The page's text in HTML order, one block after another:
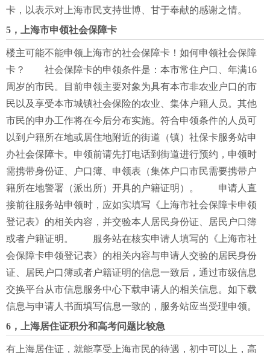
卡，以表示对上海市民支持世博、甘于奉献的感谢之情。
5，上海市申领社会保障卡
楼主可能不能申领上海市的社会保障卡！如何申领社会保障
卡？ 社会保障卡的申领条件是：本市常住户口、年满16
周岁的市民。目前申领主要对象为具有本市非农业户口的市
民以及享受本市城镇社会保险的农业、集体户籍人员。其他
市民的申办工作将在今后分布实施。符合申领条件的人员可
以到户籍所在地或居住地附近的街道（镇）社保卡服务站申
办社会保障卡。申领前请先打电话到街道进行预约，申领时
需携带身份证、户口簿、申领表（集体户口市民需要携带户
籍所在地警署（派出所）开具的户籍证明）。 申请人直
接前往服务站申领时，应如实填写《上海市社会保障卡申领
登记表》的相关内容，并交验本人居民身份证、居民户口簿
或者户籍证明。 服务站在核实申请人填写的《上海市社
会保障卡申领登记表》的相关内容与申请人交验的居民身份
证、居民户口簿或者户籍证明的信息一致后，通过市级信息
交换平台从市信息服务中心下载申请人的相关信息。如下载
信息与申请人书面填写信息一致的，服务站应当受理申领。
6，上海居住证积分和高考问题比较急
有上海居住证，就能享受上海市民的待遇，初中可以上，高